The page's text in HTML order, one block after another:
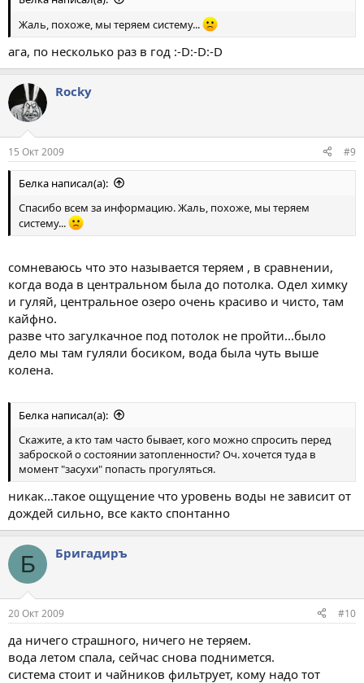
Жаль, похоже, мы теряем систему...
ага, по несколько раз в год :-D:-D:-D
Rocky
15 Окт 2009 #9
Белка написал(а):
Спасибо всем за информацию. Жаль, похоже, мы теряем
систему...
сомневаюсь что это называется теряем , в сравнении,
когда вода в центральном была до потолка. Одел химку
и гуляй, центральное озеро очень красиво и чисто, там
кайфно.
разве что загулкачное под потолок не пройти...было
дело мы там гуляли босиком, вода была чуть выше
колена.
Белка написал(а):
Скажите, а кто там часто бывает, кого можно спросить перед
заброской о состоянии затопленности? Оч. хочется туда в
момент "засухи" попасть прогуляться.
никак...такое ощущение что уровень воды не зависит от
дождей сильно, все както спонтанно
Б Бригадиръ
20 Окт 2009 #10
да ничего страшного, ничего не теряем.
вода летом спала, сейчас снова поднимется.
система стоит и чайников фильтрует, кому надо тот